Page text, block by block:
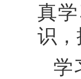
真
识
学